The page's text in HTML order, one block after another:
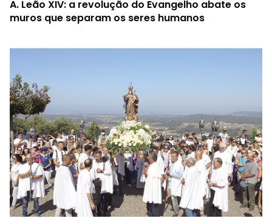
A. Leão XIV: a revolução do Evangelho abate os
muros que separam os seres humanos